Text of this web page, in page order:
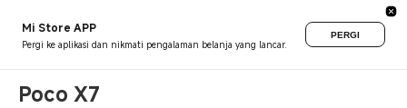
Mi Store APP
Pergi ke aplikasi dan nikmati pengalaman belanja yang lancar.
PERGI
Poco X7